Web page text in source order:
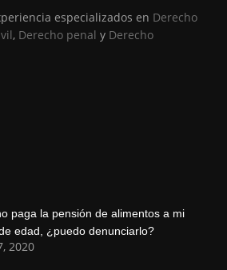
especializados en Derecho
, Derecho penal y Derecho
paga la pensión de alimentos a mi
edad, ¿puedo denunciarlo?
2020